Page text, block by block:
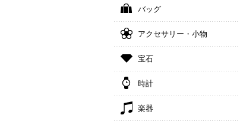
バッグ
アクセサリー・小物
宝石
時計
楽器